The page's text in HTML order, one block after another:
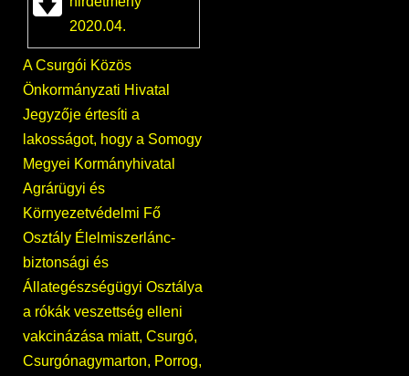
2020.04.
A Csurgói Közös
Önkormányzati Hivatal
Jegyzője értesíti a
lakosságot, hogy a Somogy
Megyei Kormányhivatal
Agrárügyi és
Környezetvédelmi Fő
Osztály Élelmiszerlánc-
biztonsági és
Állategészségügyi Osztálya
a rókák veszettség elleni
vakcinázása miatt, Csurgó,
Csurgónagymarton, Porrog,